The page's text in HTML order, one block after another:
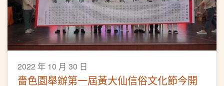
2022 年 10 月 30 日
嗇色園舉辦第一屆黃大仙信俗文化節今開